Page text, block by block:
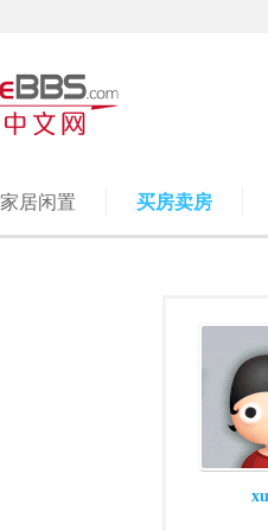
家居闲置 买房卖房